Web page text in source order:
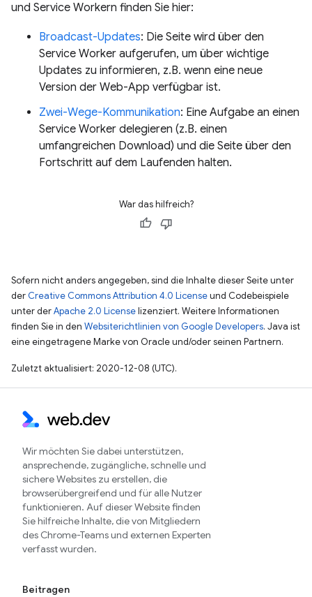
und Service Workern finden Sie hier:
Broadcast-Updates: Die Seite wird über den
Service Worker aufgerufen, um über wichtige
Updates zu informieren, z.B. wenn eine neue
Version der Web-App verfügbar ist.
Zwei-Wege-Kommunikation: Eine Aufgabe an einen
Service Worker delegieren (z.B. einen
umfangreichen Download) und die Seite über den
Fortschritt auf dem Laufenden halten.
War das hilfreich?
Sofern nicht anders angegeben, sind die Inhalte dieser Seite unter
der Creative Commons Attribution 4.0 Licenseund Codebeispiele
unter derApache 2.0 Licenselizenziert. Weitere Informationen
finden Sie in den Websiterichtlinien von Google Developers. Java ist
eine eingetragene Marke von Oracle und/oder seinen Partnern.
Zuletzt aktualisiert: 2020-12-08 (UTC).
Wir möchten Sie dabei unterstützen,
ansprechende, zugängliche, schnelle und
sichere Websites zu erstellen, die
browserübergreifend und für alle Nutzer
funktionieren. Auf dieser Website finden
Sie hilfreiche Inhalte, die von Mitgliedern
des Chrome-Teams und externen Experten
verfasst wurden.
Beitragen